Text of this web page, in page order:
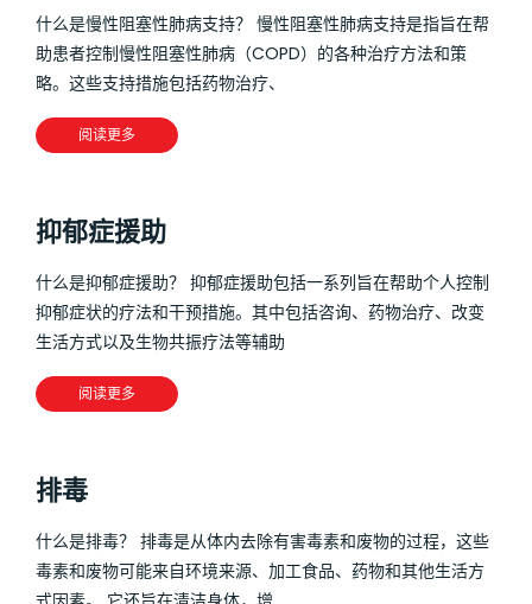
什么是慢性阻塞性肺病支持？ 慢性阻塞性肺病支持是指旨在帮
助患者控制慢性阻塞性肺病（COPD）的各种治疗方法和策
略。这些支持措施包括药物治疗、
阅读更多
抑郁症援助
什么是抑郁症援助？ 抑郁症援助包括一系列旨在帮助个人控制
抑郁症状的疗法和干预措施。其中包括咨询、药物治疗、改变
生活方式以及生物共振疗法等辅助
阅读更多
排毒
什么是排毒？ 排毒是从体内去除有害毒素和废物的过程，这些
毒素和废物可能来自环境来源、加工食品、药物和其他生活方